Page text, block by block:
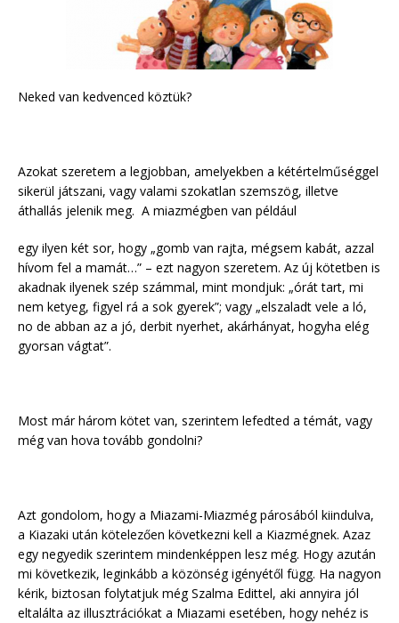
Neked van kedvenced köztük?
Azokat szeretem a legjobban, amelyekben a kétértelműséggel
sikerül játszani, vagy valami szokatlan szemszög, illetve
áthallás jelenik meg. A miazmégben van például
egy ilyen két sor, hogy „gomb van rajta, mégsem kabát, azzal
hívom fel a mamát…” – ezt nagyon szeretem. Az új kötetben is
akadnak ilyenek szép számmal, mint mondjuk: „órát tart, mi
nem ketyeg, figyel rá a sok gyerek”; vagy „elszaladt vele a ló,
no de abban az a jó, derbit nyerhet, akárhányat, hogyha elég
gyorsan vágtat”.
Most már három kötet van, szerintem lefedted a témát, vagy
még van hova tovább gondolni?
Azt gondolom, hogy a Miazami-Miazmég párosából kiindulva,
a Kiazaki után kötelezően következni kell a Kiazmégnek. Azaz
egy negyedik szerintem mindenképpen lesz még. Hogy azután
mi következik, leginkább a közönség igényétől függ. Ha nagyon
kérik, biztosan folytatjuk még Szalma Edittel, aki annyira jól
eltalálta az illusztrációkat a Miazami esetében, hogy nehéz is